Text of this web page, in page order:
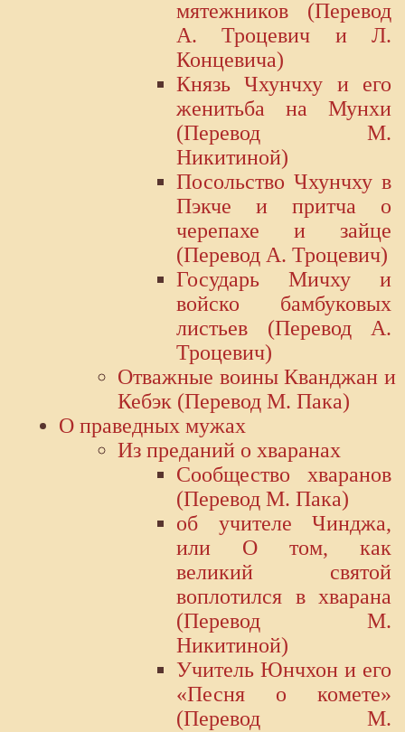
мятежников (Перевод
А. Троцевич и Л.
Концевича)
Князь Чхунчху и его
женитьба на Мунхи
(Перевод М.
Никитиной)
Посольство Чхунчху в
Пэкче и притча о
черепахе и зайце
(Перевод А. Троцевич)
Государь Мичху и
войско бамбуковых
листьев (Перевод А.
Троцевич)
Отважные воины Кванджан и
Кебэк (Перевод М. Пака)
О праведных мужах
Из преданий о хваранах
Сообщество хваранов
(Перевод М. Пака)
об учителе Чинджа,
или О том, как
великий святой
воплотился в хварана
(Перевод М.
Никитиной)
Учитель Юнчхон и его
«Песня о комете»
(Перевод М.